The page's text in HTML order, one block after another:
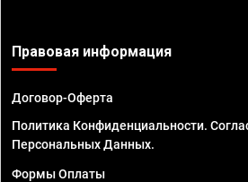
Правовая информация
Договор-Оферта
Политика Конфиденциальности.
Персональных Данных.
Формы Оплаты